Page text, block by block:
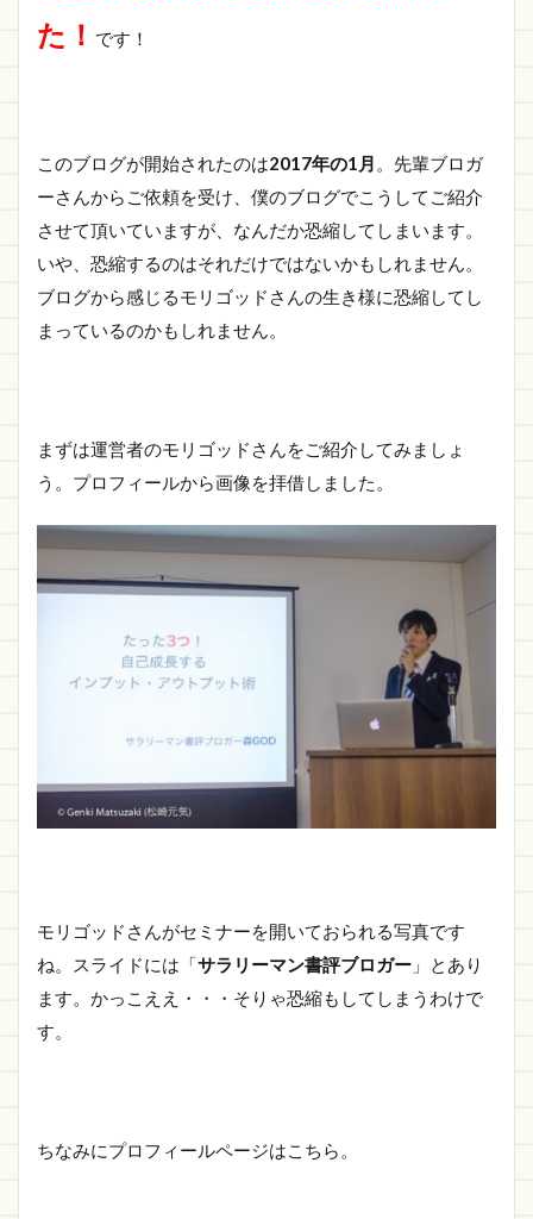
た！ です！
このブログが開始されたのは2017年の1月
。先輩ブロガ
ーさんからご依頼を受け、僕のブログでこうしてご紹介
させて頂いていますが、なんだか恐縮してしまいます。
いや、恐縮するのはそれだけではないかもしれません。
ブログから感じるモリゴッドさんの生き様に恐縮してし
まっているのかもしれません。
まずは運営者のモリゴッドさんをご紹介してみましょ
う。プロフィールから画像を拝借しました。
モリゴッドさんがセミナーを開いておられる写真です
ね。スライドには「サラリーマン書評ブロガー 」とあり
ます。かっこええ・・・そりゃ恐縮もしてしまうわけで
す。
ちなみにプロフィールページはこちら。